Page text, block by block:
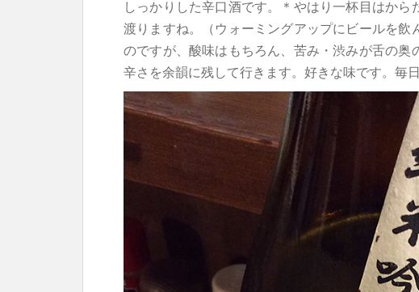
しっかりした辛口酒です。＊やはり一杯目はか
渡りますね。（ウォーミングアップにビールを飲
のですが、酸味はもちろん、苦み・渋みが舌の
辛さを余韻に残して行きます。好きな味です。毎